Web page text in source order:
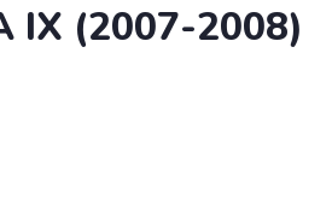
IX (2007-2008)